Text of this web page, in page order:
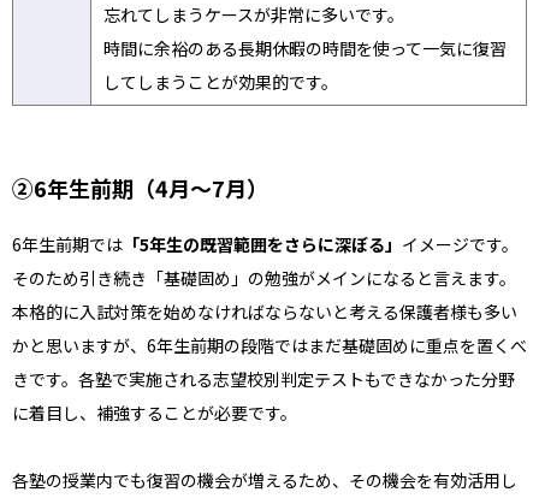
忘れてしまうケースが非常に多いです。
時間に余裕のある長期休暇の時間を使って一気に復習
してしまうことが効果的です。
②6年生前期（4月〜7月）
6年生前期では 「5年生の既習範囲をさらに深ぼる」 イメージです。
そのため引き続き「基礎固め」の勉強がメインになると言えます。
本格的に入試対策を始めなければならないと考える保護者様も多い
かと思いますが、6年生前期の段階ではまだ基礎固めに重点を置くべ
きです。各塾で実施される志望校別判定テストもできなかった分野
に着目し、補強することが必要です。
各塾の授業内でも復習の機会が増えるため、その機会を有効活用し